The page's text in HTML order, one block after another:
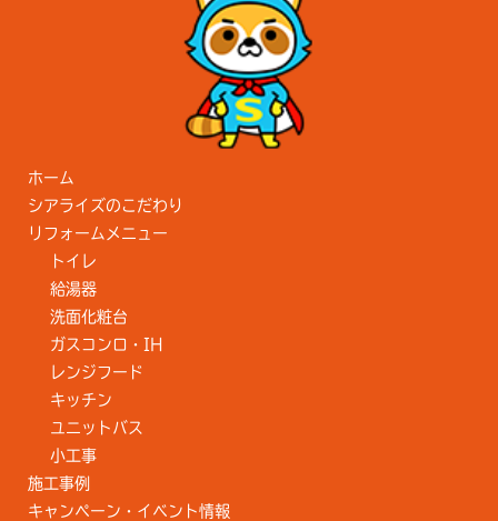
ホーム
シアライズのこだわり
リフォームメニュー
トイレ
給湯器
洗面化粧台
ガスコンロ・IH
レンジフード
キッチン
ユニットバス
小工事
施工事例
キャンペーン・イベント情報